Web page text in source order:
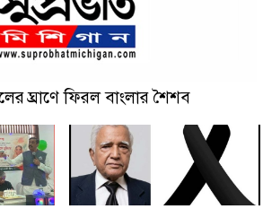
ঘ্রাণে ফিরল বাংলার শৈশব